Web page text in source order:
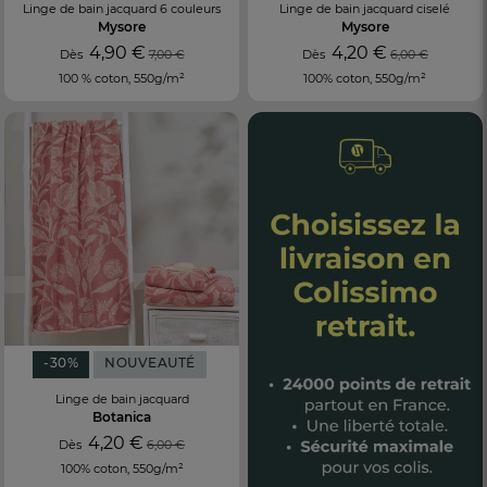
FR
AT
BE
Linge de bain jacquard 6 couleurs
Mysore
Dès 4,90 € 7,00 €
100 % coton, 550g/m²
Linge de bain jacquard ciselé
Mysore
Dès 4,20 € 6,00 €
100% coton, 550g/m²
-30% NOUVEAUTÉ
Linge de bain jacquard
Botanica
Dès4,20 € 6,00 €
100% coton, 550g/m²